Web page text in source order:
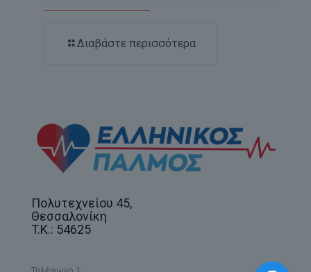
Διαβάστε περισσότερα
Πολυτεχνείου 45,
Θεσσαλονίκη
T.K.: 54625